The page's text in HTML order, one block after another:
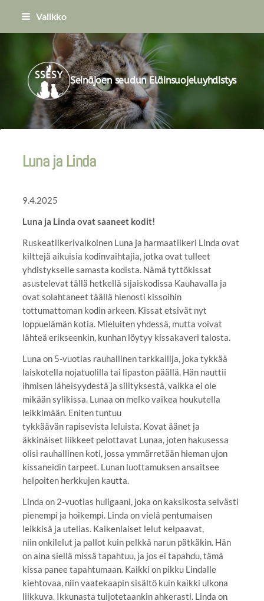
Siirry
Valikko
Seinäjoen seudun Eläinsuojeluyhdistys
Luna ja Linda
9.4.2025
Luna ja Linda ovat saaneet kodit!
Ruskeatiikerivalkoinen Luna ja harmaatiikeri Linda ovat
kilttejä aikuisia kodinvaihtajia, jotka ovat tulleet
yhdistykselle samasta kodista. Nämä tyttökissat
asustelevat tällä hetkellä sijaiskodissa Kauhavalla ja
ovat solahtaneet täällä hienosti kissoihin
tottumattoman kodin arkeen. Kissat etsivät nyt
loppuelämän kotia. Mieluiten yhdessä, mutta voivat
lähteä erikseenkin, kunhan löytyy kissakaveri talosta.
Luna on 5-vuotias rauhallinen tarkkailija, joka tykkää
laiskotella nojatuolilla tai lipaston päällä. Hän nauttii
ihmisen läheisyydestä ja silityksestä, vaikka ei ole
mikään sylikissa. Lunaa on melko vaikea houkutella
leikkimään. Eniten tuntuu
tykkäävän rapisevista leluista. Kovat äänet ja
äkkinäiset liikkeet pelottavat Lunaa, joten hakusessa
olisi rauhallinen koti, jossa ymmärretään hieman ujon
kissaneidin tarpeet. Lunan luottamuksen ansaitsee
helpoiten herkkujen kautta.
Linda on 2-vuotias huligaani, joka on kaksikosta selvästi
pienempi ja hoikempi. Linda on vielä pentumaisen
leikkisä ja utelias. Kaikenlaiset lelut kelpaavat,
niin onkilelut ja pallot kuin pelkkä narun pätkäkin. Hän
on aina siellä missä tapahtuu, ja jos ei tapahdu, tämä
kissa panee tapahtumaan. Kaikki on pikku Lindalle
kiehtovaa, niin vaatekaapin sisältö kuin kaikki ulkona
liikkuva. Ikkunasta tuijotetaankin ahkerasti. Linda on